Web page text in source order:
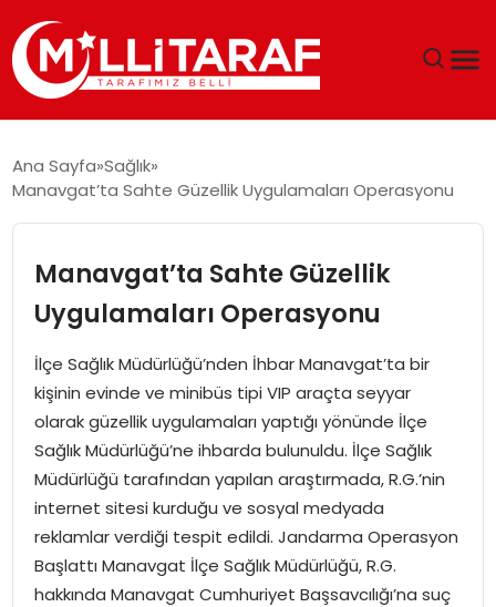
ÖZEL SAYFALAR
TEKNOLOJI
EKONOMI
SPOR
SIYASET
MAGAZIN
Ana Sayfa Sağlık
Manavgat’ta Sahte Güzellik Uygulamaları Operasyonu
Manavgat’ta Sahte Güzellik
Uygulamaları Operasyonu
İlçe Sağlık Müdürlüğü’nden İhbar Manavgat’ta bir
kişinin evinde ve minibüs tipi VIP araçta seyyar
olarak güzellik uygulamaları yaptığı yönünde İlçe
Sağlık Müdürlüğü’ne ihbarda bulunuldu. İlçe Sağlık
Müdürlüğü tarafından yapılan araştırmada, R.G.’nin
internet sitesi kurduğu ve sosyal medyada
reklamlar verdiği tespit edildi. Jandarma Operasyon
Başlattı Manavgat İlçe Sağlık Müdürlüğü, R.G.
hakkında Manavgat Cumhuriyet Başsavcılığı’na suç